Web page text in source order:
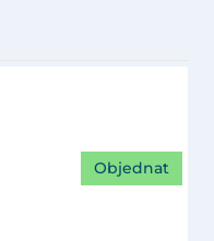
Objednat